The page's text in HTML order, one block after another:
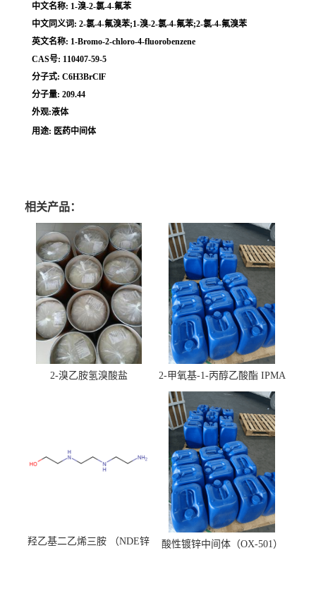
中文名称: 1-溴-2-氯-4-氟苯
中文同义词: 2-氯-4-氟溴苯;1-溴-2-氯-4-氟苯;2-氯-4-氟溴苯
英文名称: 1-Bromo-2-chloro-4-fluorobenzene
CAS号: 110407-59-5
分子式: C6H3BrClF
分子量: 209.44
外观:液体
用途: 医药中间体
相关产品：
2-溴乙胺氢溴酸盐 2-甲氧基-1-丙醇乙酸酯 IPMA
羟乙基二乙烯三胺 （NDE锌
酸性镀锌中间体（OX-501）